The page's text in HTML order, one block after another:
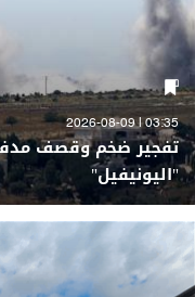
03:35 | 2026-08-09
تفجير ضخم وقصف
"اليونيفيل"